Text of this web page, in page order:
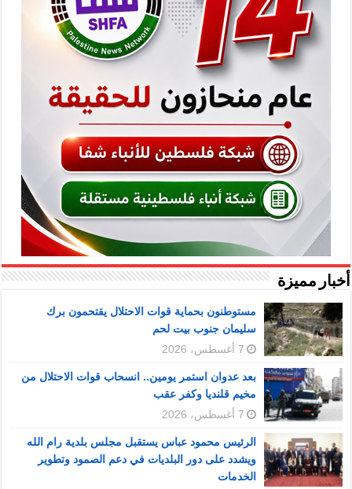
أخبار مميزة
مستوطنون بحماية قوات الاحتلال يقتحمون برك
سليمان جنوب بيت لحم
7 أغسطس، 2026
بعد عدوان استمر يومين.. انسحاب قوات الاحتلال من
مخيم قلنديا وكفر عقب
7 أغسطس، 2026
الرئيس محمود عباس يستقبل مجلس بلدية رام الله
ويشدد على دور البلديات في دعم الصمود وتطوير
الخدمات